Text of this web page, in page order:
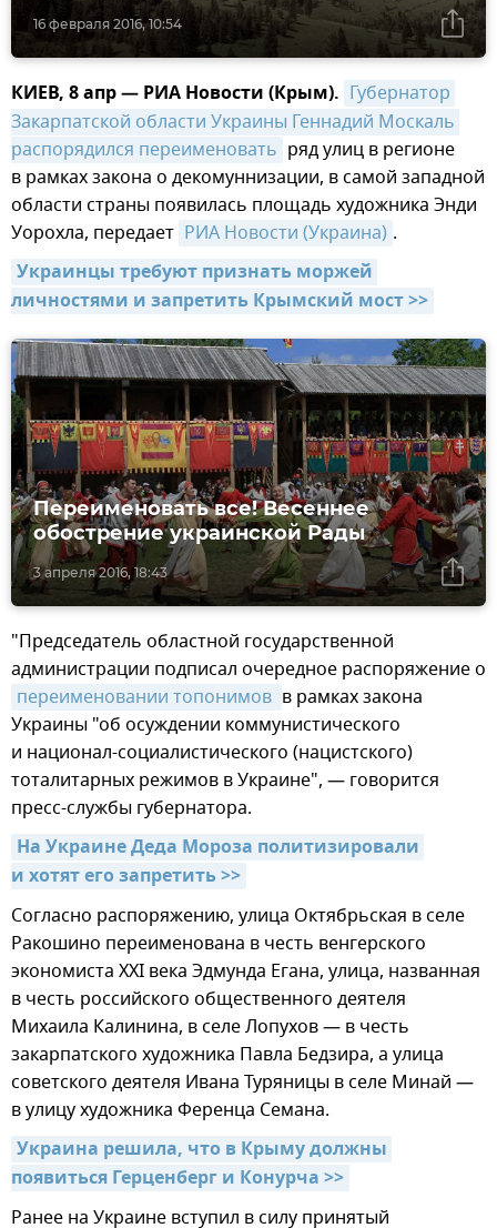
16 февраля 2016, 10:54
КИЕВ, 8 апр — РИА Новости (Крым). Губернатор
Закарпатской области Украины Геннадий Москаль
распорядился переименовать ряд улиц в регионе
в рамках закона о декомуннизации, в самой западной
области страны появилась площадь художника Энди
Уорохла, передает РИА Новости (Украина) .
Украинцы требуют признать моржей
личностями и запретить Крымский мост >>
3 апреля 2016, 18:43
Переименовать все! Весеннее
обострение украинской Рады
"Председатель областной государственной
администрации подписал очередное распоряжение о
переименовании топонимов в рамках закона
Украины "об осуждении коммунистического
и национал-социалистического (нацистского)
тоталитарных режимов в Украине", — говорится
пресс-службы губернатора.
На Украине Деда Мороза политизировали
и хотят его запретить >>
Согласно распоряжению, улица Октябрьская в селе
Ракошино переименована в честь венгерского
экономиста XXI века Эдмунда Егана, улица, названная
в честь российского общественного деятеля
Михаила Калинина, в селе Лопухов — в честь
закарпатского художника Павла Бедзира, а улица
советского деятеля Ивана Туряницы в селе Минай —
в улицу художника Ференца Семана.
Украина решила, что в Крыму должны
появиться Герценберг и Конурча >>
Ранее на Украине вступил в силу принятый